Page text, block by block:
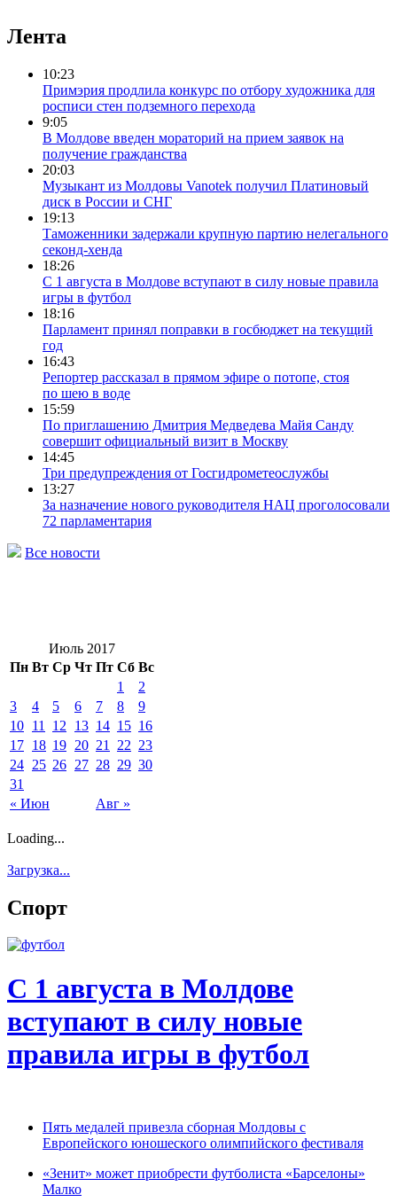
Лента
10:23
Примэрия продлила конкурс по отбору художника для
росписи стен подземного перехода
9:05
В Молдове введен мораторий на прием заявок на
получение гражданства
20:03
Музыкант из Молдовы Vanotek получил Платиновый
диск в России и СНГ
19:13
Таможенники задержали крупную партию нелегального
секонд-хенда
18:26
С 1 августа в Молдове вступают в силу новые правила
игры в футбол
18:16
Парламент принял поправки в госбюджет на текущий
год
16:43
Репортер рассказал в прямом эфире о потопе, стоя
по шею в воде
15:59
По приглашению Дмитрия Медведева Майя Санду
совершит официальный визит в Москву
14:45
Три предупреждения от Госгидрометеослужбы
13:27
За назначение нового руководителя НАЦ проголосовали
72 парламентария
Все новости
Июль 2017
Пн Вт Ср Чт Пт Сб Вс
« Июн Авг »
1
2
3
4 5 6 7 8
9
10 11 12 13 14 15 16
17 18 19 20 21 22 23
24 25 26 27 28 29 30
31
Loading...
Загрузка...
Спорт
С 1 августа в Молдове
вступают в силу новые
правила игры в футбол
Пять медалей привезла сборная Молдовы с
Европейского юношеского олимпийского фестиваля
«Зенит» может приобрести футболиста «Барселоны»
Малко